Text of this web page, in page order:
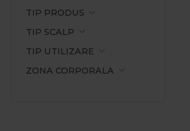
Rezultat perfect
Stralucire
TIP PRODUS
TIP SCALP
TIP UTILIZARE
ZONA CORPORALA